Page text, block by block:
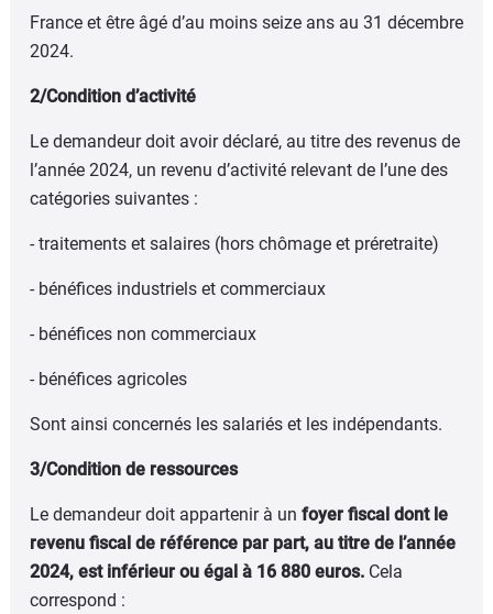
France et être âgé d’au moins seize ans au 31 décembre
2024.
2/Condition d’activité
Le demandeur doit avoir déclaré, au titre des revenus de
l’année 2024, un revenu d’activité relevant de l’une des
catégories suivantes :
- traitements et salaires (hors chômage et préretraite)
- bénéfices industriels et commerciaux
- bénéfices non commerciaux
- bénéfices agricoles
Sont ainsi concernés les salariés et les indépendants.
3/Condition de ressources
Le demandeur doit appartenir à un foyer fiscal dont le
revenu fiscal de référence par part, au titre de l’année
2024, est inférieur ou égal à 16 880 euros. Cela
correspond :